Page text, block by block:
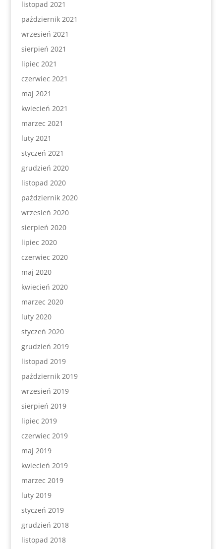
listopad 2021
październik 2021
wrzesień 2021
sierpień 2021
lipiec 2021
czerwiec 2021
maj 2021
kwiecień 2021
marzec 2021
luty 2021
styczeń 2021
grudzień 2020
listopad 2020
październik 2020
wrzesień 2020
sierpień 2020
lipiec 2020
czerwiec 2020
maj 2020
kwiecień 2020
marzec 2020
luty 2020
styczeń 2020
grudzień 2019
listopad 2019
październik 2019
wrzesień 2019
sierpień 2019
lipiec 2019
czerwiec 2019
maj 2019
kwiecień 2019
marzec 2019
luty 2019
styczeń 2019
grudzień 2018
listopad 2018